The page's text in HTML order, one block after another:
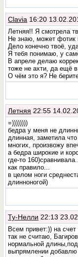
Clavia 16:20
Летняя!! Я смотрела
Не знаю, может фотик
Дело конечно твоё,
Я тебя понимаю, у
В апреле делаю
тоже не ахти, да ещё
О чём это я? Не
Летняя 22:55
=))))))))
бедра у меня не
длинная, заметила
многих, произвожу
а бедра широкие и
где-то
как правило...
в целом ноги
длинноногой)
Ту-Нелли 22:13
Всем привет:)) на
так не считаю,
нормальной
выпрямлении